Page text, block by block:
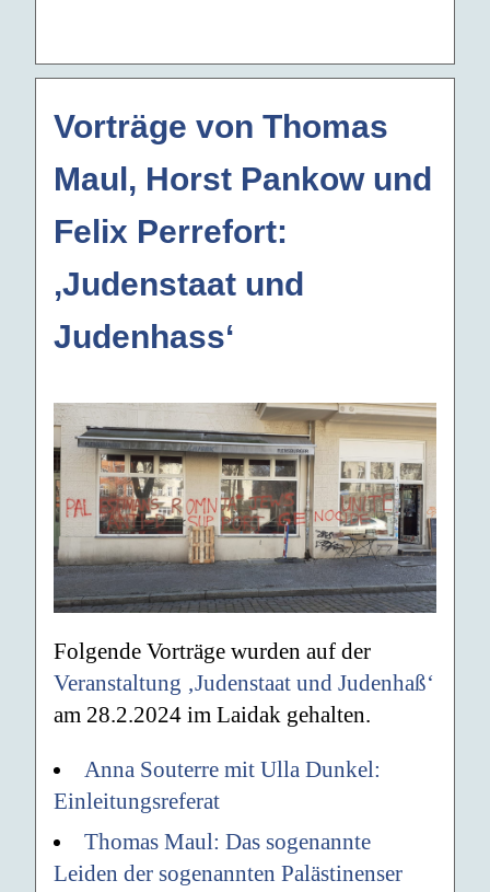
Vorträge von Thomas
Maul, Horst Pankow und
Felix Perrefort:
‚Judenstaat und
Judenhass‘
Folgende Vorträge wurden auf der
Veranstaltung ‚Judenstaat und Judenhaß‘
am 28.2.2024 im Laidak gehalten.
Anna Souterre mit Ulla Dunkel:
Einleitungsreferat
Thomas Maul: Das sogenannte
Leiden der sogenannten Palästinenser